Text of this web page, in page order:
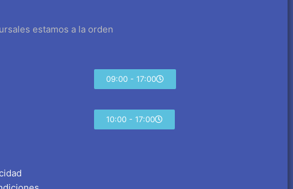
estamos a la orden
09:00 - 17:00
10:00 - 17:00